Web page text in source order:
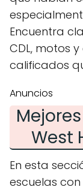
Encuentra
CDL, motos
calificados
Anuncios
West
En esta
escuelas